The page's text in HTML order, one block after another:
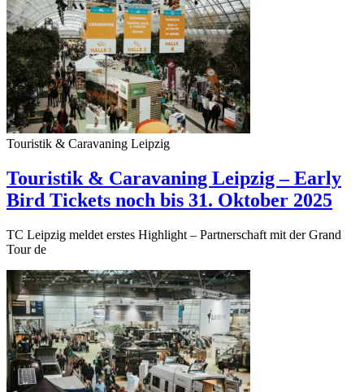
Touristik & Caravaning Leipzig
Touristik & Caravaning Leipzig – Early
Bird Tickets noch bis 31. Oktober 2025
TC Leipzig meldet erstes Highlight – Partnerschaft mit der Grand
Tour de